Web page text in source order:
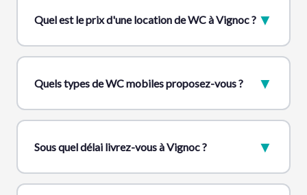
Quel est le prix d'une location de WC à Vignoc ? ▼
Quels types de WC mobiles proposez-vous ? ▼
Sous quel délai livrez-vous à Vignoc ? ▼